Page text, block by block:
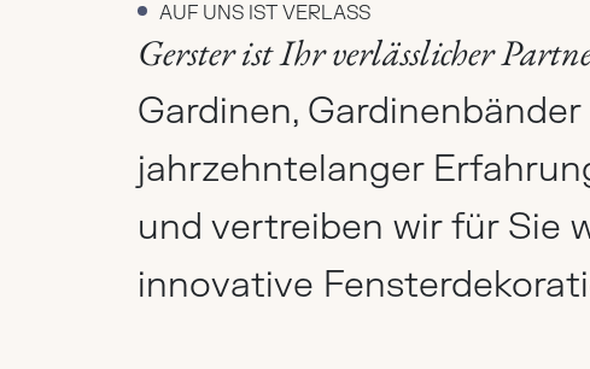
AUF UNS IST VERLASS
Gerster ist Ihr verlässlicher
Gardinen,
jahrzehntelanger
und vertreiben wir für Sie
innovative